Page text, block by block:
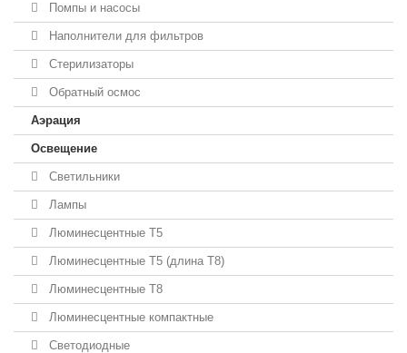
Помпы и насосы
Наполнители для фильтров
Стерилизаторы
Обратный осмос
Аэрация
Освещение
Светильники
Лампы
Люминесцентные T5
Люминесцентные T5 (длина T8)
Люминесцентные T8
Люминесцентные компактные
Светодиодные